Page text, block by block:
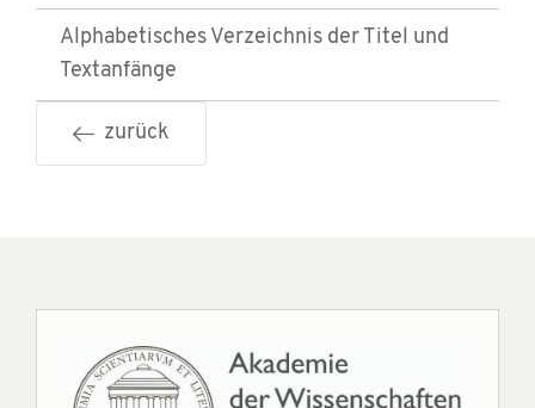
Alphabetisches Verzeichnis der Titel und
Textanfänge
zurück